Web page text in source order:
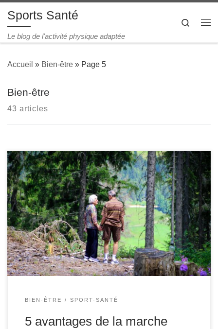
Passer au contenu
Sports Santé
Le blog de l'activité physique adaptée
Search
Accueil » Bien-être » Page 5
Bien-être
43 articles
Du soulagement du stress à la résolution de problèmes…
Que ce soit à l’extérieur ou à l’intérieur, les bienfaits de la
marche sur la santé mentale sont multiples, qu’il s’agisse
de réduire le niveau de stress ou de vous aider à
résoudre des problèmes. Une promenade quotidienne fait
des merveilles […]
BIEN-ÊTRE SPORT-SANTÉ
5 avantages de la marche